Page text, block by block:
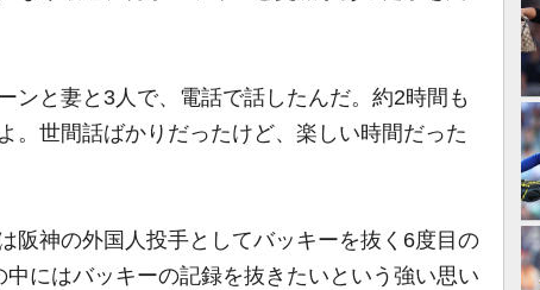
ンと妻と3人で、電話で話したんだ。約2時間も
。世間話ばかりだったけど、楽しい時間だった
阪神の外国人投手としてバッキーを抜く6度目の
にはバッキーの記録を抜きたいという強い思い